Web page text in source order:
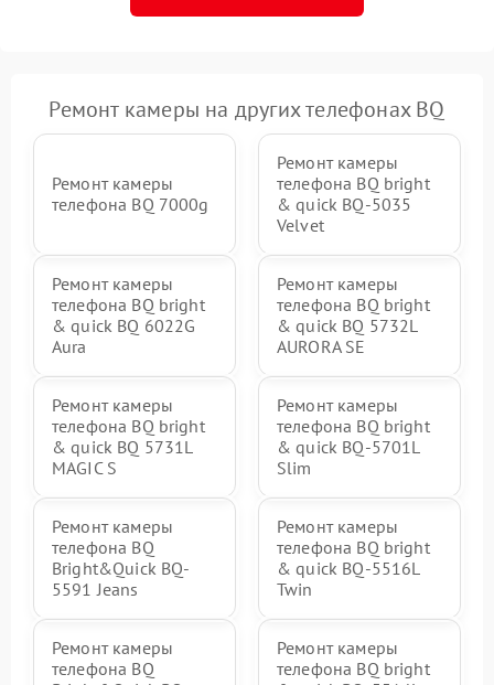
Ремонт камеры на других телефонах BQ
Ремонт камеры
телефона BQ 7000g
Ремонт камеры
телефона BQ bright
& quick BQ-5035
Velvet
Ремонт камеры
телефона BQ bright
& quick BQ 6022G
Aura
Ремонт камеры
телефона BQ bright
& quick BQ 5732L
AURORA SE
Ремонт камеры
телефона BQ bright
& quick BQ 5731L
MAGIC S
Ремонт камеры
телефона BQ bright
& quick BQ-5701L
Slim
Ремонт камеры
телефона BQ
Bright&Quick BQ-
5591 Jeans
Ремонт камеры
телефона BQ bright
& quick BQ-5516L
Twin
Ремонт камеры
телефона BQ
Ремонт камеры
телефона BQ bright